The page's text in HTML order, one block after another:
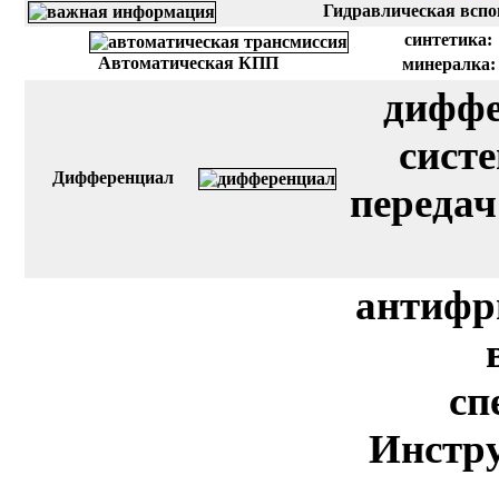
Гидравлическая
Автоматическая КПП
синтетика:
минералка:
Дифференциал